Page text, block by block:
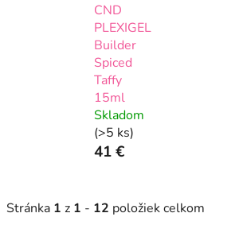
CND
PLEXIGEL
Builder
Spiced
Taffy
15ml
Skladom
(>5 ks)
41 €
Stránka 1 z 1 - 12 položiek celkom